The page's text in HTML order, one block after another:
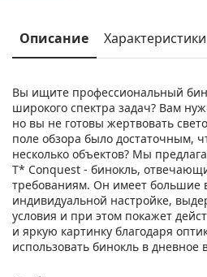
Описание Характеристики
Вы ищите профессиональный
широкого спектра задач? Вам
но вы не готовы жертвовать
поле обзора было достаточным,
несколько объектов? Мы
T* Conquest - бинокль,
требованиям. Он имеет большие
индивидуальной настройке,
условия и при этом покажет
и яркую картинку благодаря
использовать бинокль в дневное